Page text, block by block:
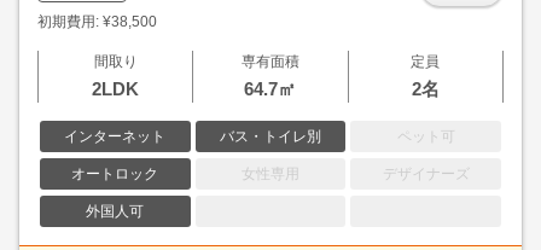
初期費用: ¥38,500
間取り
2LDK
専有面積
64.7㎡
定員
2名
インターネット バス・トイレ別 ペット可
オートロック 女性専用 デザイナーズ
外国人可